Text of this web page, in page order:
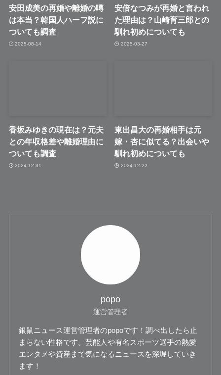
安田成美の再婚や離婚の噂
は本当？韓国人ハーフ説に
ついても調査
2025-08-14
安倍なつみが再婚と言われ
た理由は？山崎育三郎との
馴れ初めについても
2025-03-27
香坂みゆきの現在は？元夫
との年収格差や離婚理由に
ついても調査
2024-12-31
東出昌大の再婚相手は元
嫁・杏に似てる？出会いや
馴れ初めについても
2024-12-22
popo
運営管理者
銀鼠ニュース運営管理者のpopoです！調べ出したら止
まらない性格です。芸能人や有名スポーツ選手の熱愛
エンタメや資産まで気になるニュースを深堀していき
ます！